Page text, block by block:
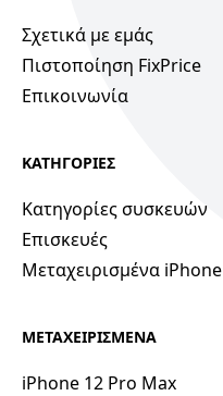
Σχετικά με εμάς
Πιστοποίηση FixPrice
Επικοινωνία
ΚΑΤΗΓΟΡΙΕΣ
Κατηγορίες συσκευών
Επισκευές
Μεταχειρισμένα iPhone
ΜΕΤΑΧΕΙΡΙΣΜΕΝΑ
iPhone 12 Pro Max